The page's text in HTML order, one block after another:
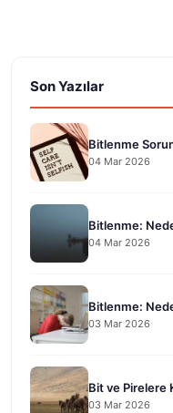
Son Yazılar
Bitlenme
04 Mar 2026
Bitlenme:
04 Mar 2026
Bitlenme:
03 Mar 2026
Bit ve Pirelere
03 Mar 2026